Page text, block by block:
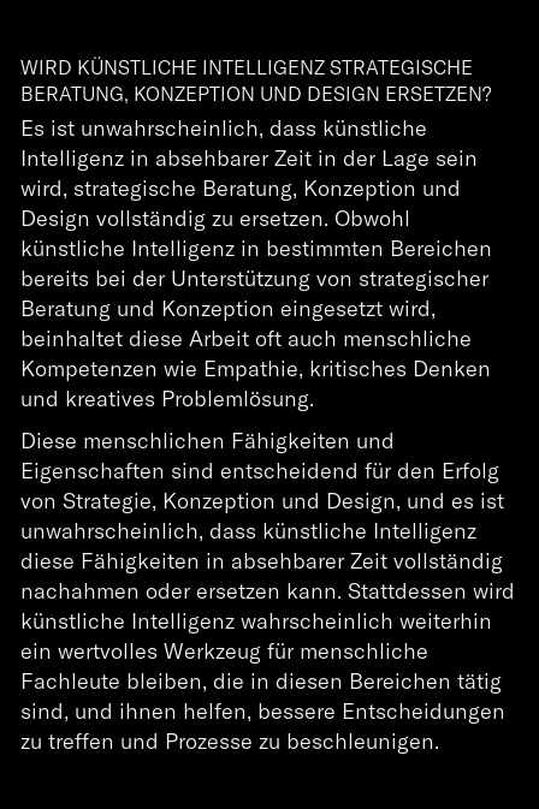
WIRD KÜNSTLICHE INTELLIGENZ STRATEGISCHE
BERATUNG, KONZEPTION UND DESIGN ERSETZEN?
Es ist unwahrscheinlich, dass künstliche
Intelligenz in absehbarer Zeit in der Lage sein
wird, strategische Beratung, Konzeption und
Design vollständig zu ersetzen. Obwohl
künstliche Intelligenz in bestimmten Bereichen
bereits bei der Unterstützung von strategischer
Beratung und Konzeption eingesetzt wird,
beinhaltet diese Arbeit oft auch menschliche
Kompetenzen wie Empathie, kritisches Denken
und kreatives Problemlösung.
Diese menschlichen Fähigkeiten und
Eigenschaften sind entscheidend für den Erfolg
von Strategie, Konzeption und Design, und es ist
unwahrscheinlich, dass künstliche Intelligenz
diese Fähigkeiten in absehbarer Zeit vollständig
nachahmen oder ersetzen kann. Stattdessen wird
künstliche Intelligenz wahrscheinlich weiterhin
ein wertvolles Werkzeug für menschliche
Fachleute bleiben, die in diesen Bereichen tätig
sind, und ihnen helfen, bessere Entscheidungen
zu treffen und Prozesse zu beschleunigen.